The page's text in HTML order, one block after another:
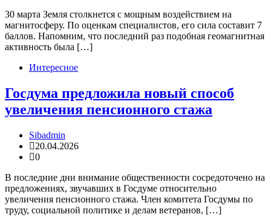
30 марта Земля столкнется с мощным воздействием на
магнитосферу. По оценкам специалистов, его сила составит 7
баллов. Напомним, что последний раз подобная геомагнитная
активность была […]
Интересное
Госдума предложила новый способ
увеличения пенсионного стажа
Sibadmin
20.04.2026
0
В последние дни внимание общественности сосредоточено на
предложениях, звучавших в Госдуме относительно
увеличения пенсионного стажа. Член комитета Госдумы по
труду, социальной политике и делам ветеранов, […]